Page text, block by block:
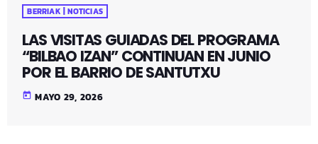
BERRIAK | NOTICIAS
LAS VISITAS GUIADAS DEL PROGRAMA
“BILBAO IZAN” CONTINUAN EN JUNIO
POR EL BARRIO DE SANTUTXU
today MAYO 29, 2026